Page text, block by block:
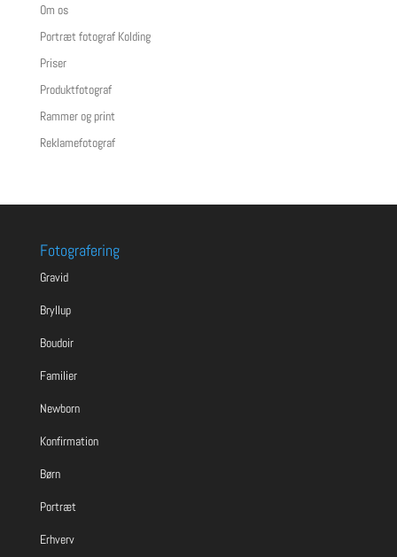
Om os
Portræt fotograf Kolding
Priser
Produktfotograf
Rammer og print
Reklamefotograf
Fotografering
Gravid
Bryllup
Boudoir
Familier
Newborn
Konfirmation
Børn
Portræt
Erhverv